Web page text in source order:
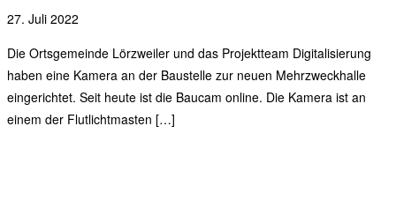
27. Juli 2022
Die Ortsgemeinde Lörzweiler und das Projektteam Digitalisierung
haben eine Kamera an der Baustelle zur neuen Mehrzweckhalle
eingerichtet. Seit heute ist die Baucam online. Die Kamera ist an
einem der Flutlichtmasten […]